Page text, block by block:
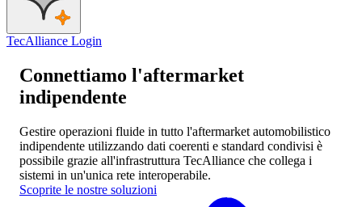
TecAlliance Login
Connettiamo l'aftermarket
indipendente
Gestire operazioni fluide in tutto l'aftermarket automobilistico
indipendente utilizzando dati coerenti e standard condivisi è
possibile grazie all'infrastruttura TecAlliance che collega i
sistemi in un'unica rete interoperabile.
Scoprite le nostre soluzioni